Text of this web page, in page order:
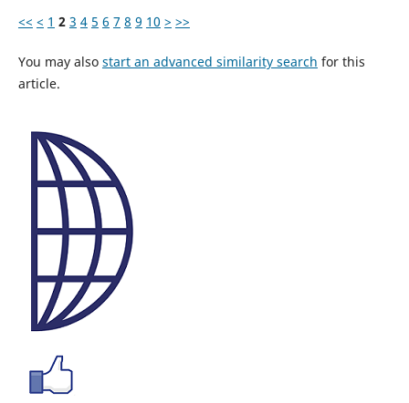
<< < 1 2 3 4 5 6 7 8 9 10 > >>
You may also start an advanced similarity search for this
article.